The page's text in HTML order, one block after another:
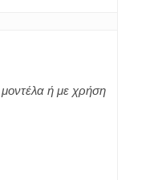
μοντέλα ή με χρήση